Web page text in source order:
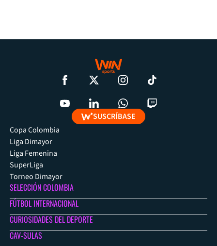
SUSCRÍBASE
Copa Colombia
Liga Dimayor
Liga Femenina
SuperLiga
Torneo Dimayor
SELECCIÓN COLOMBIA
FÚTBOL INTERNACIONAL
CURIOSIDADES DEL DEPORTE
CAV-SULAS